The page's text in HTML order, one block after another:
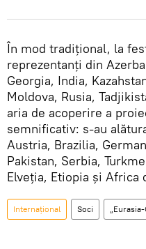
În mod tradițional, la
reprezentanți din
Georgia, India,
Moldova, Rusia,
aria de acoperire a
semnificativ: s-au
Austria, Brazilia,
Pakistan, Serbia,
Elveția, Etiopia și Africa
Internațional Soci